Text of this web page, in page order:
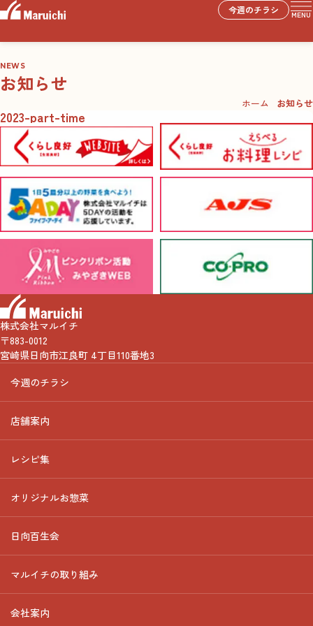
今週のチラシ MENU
NEWS
お知らせ
ホーム お知らせ
2023-part-time
株式会社マルイチ
〒883-0012
宮崎県日向市江良町 4丁目110番地3
今週のチラシ
店舗案内
レシピ集
オリジナルお惣菜
日向百生会
マルイチの取り組み
会社案内